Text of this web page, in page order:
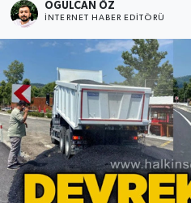
OĞULCAN ÖZ
İNTERNET HABER EDITÖRÜ
ÇEVRE
BİLİM VE TEKNOLOJİ
DUNYA
Düzce